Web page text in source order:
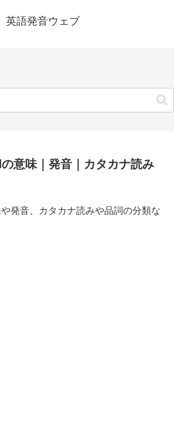
英語発音ウェブ
意味｜発音｜カタカナ読み
発音、カタカナ読みや品詞の分類な